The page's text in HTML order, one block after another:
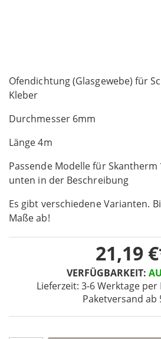
Ofendichtung (Glasgewebe) für
Kleber
Durchmesser 6mm
Länge 4m
Passende Modelle für
unten in der Beschreibung
Es gibt verschiedene Varianten.
Maße ab!
VERFÜGBARKEIT:
Lieferzeit: 3-6 Werktageper
Paketversand ab
21,19 €
gallery
to
the
of
images